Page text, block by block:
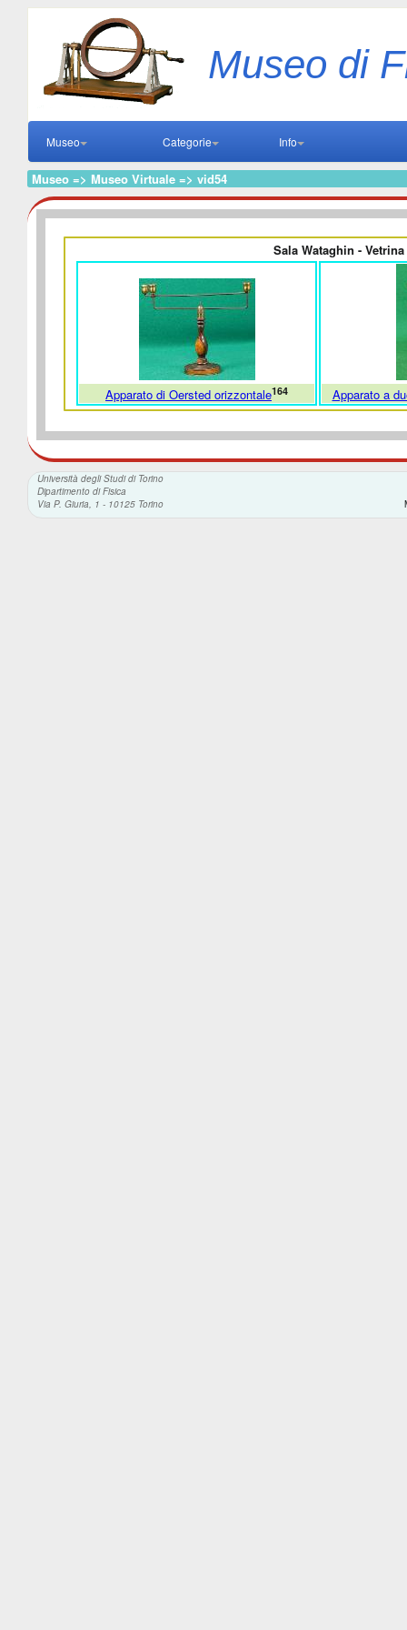
Museo di
Museo Categorie Info
Museo => Museo Virtuale => vid54
Sala Wataghin -
Apparato di Oersted orizzontale164 Apparato a
Università degli Studi di Torino
Dipartimento di Fisica
Via P. Giuria, 1 - 10125 Torino